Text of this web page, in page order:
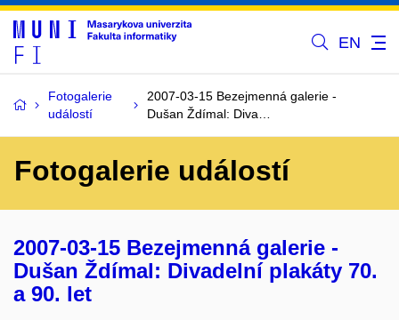
EN
Fotogalerie
událostí
2007-03-15 Bezejmenná galerie -
Dušan Ždímal: Diva…
Fotogalerie událostí
2007-03-15 Bezejmenná galerie -
Dušan Ždímal: Divadelní plakáty 70.
a 90. let